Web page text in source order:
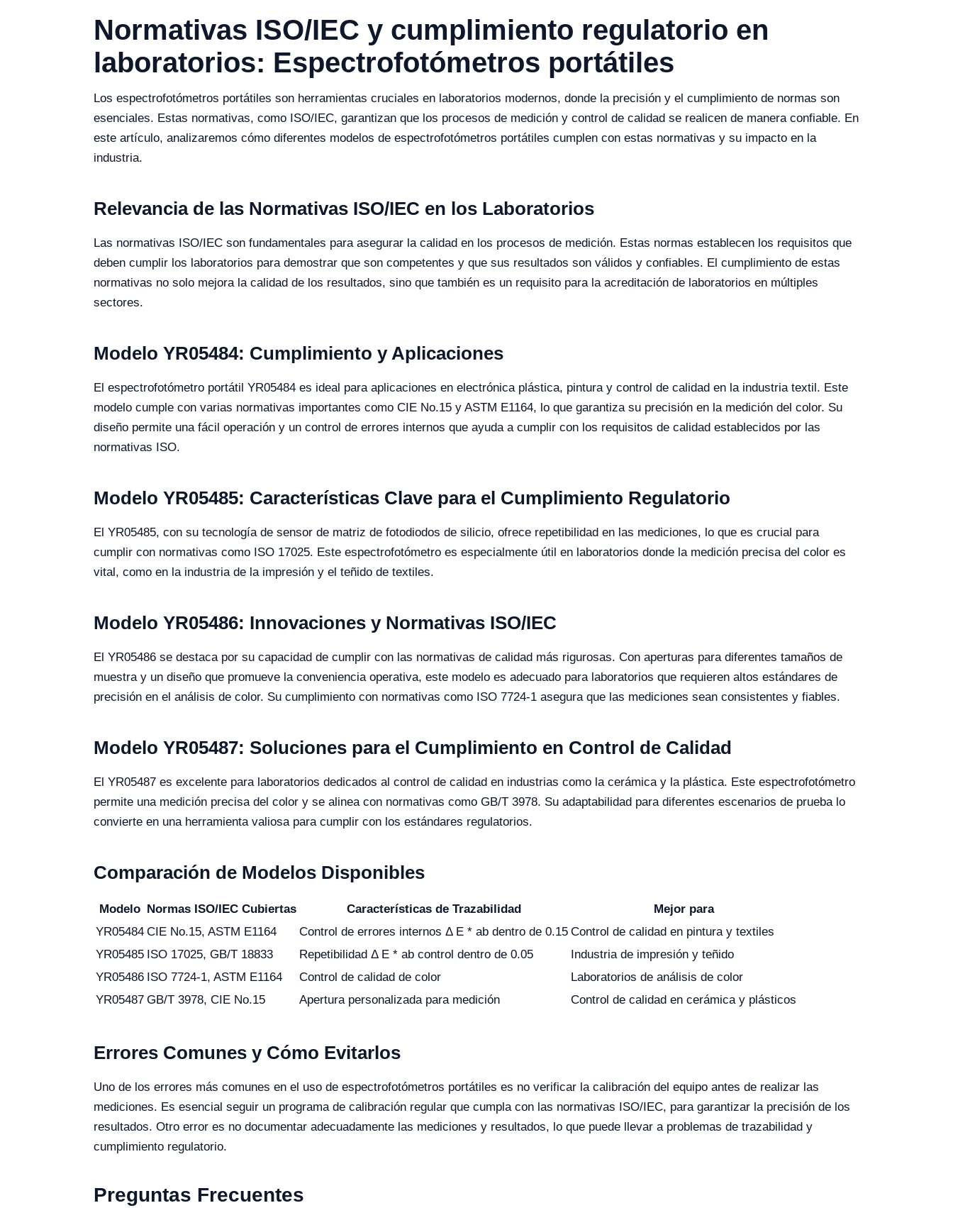
Normativas ISO/IEC y cumplimiento regulatorio en
laboratorios: Espectrofotómetros portátiles
Los espectrofotómetros portátiles son herramientas cruciales en laboratorios modernos, donde la precisión y el cumplimiento de normas son
esenciales. Estas normativas, como ISO/IEC, garantizan que los procesos de medición y control de calidad se realicen de manera confiable. En
este artículo, analizaremos cómo diferentes modelos de espectrofotómetros portátiles cumplen con estas normativas y su impacto en la
industria.
Relevancia de las Normativas ISO/IEC en los Laboratorios
Las normativas ISO/IEC son fundamentales para asegurar la calidad en los procesos de medición. Estas normas establecen los requisitos que
deben cumplir los laboratorios para demostrar que son competentes y que sus resultados son válidos y confiables. El cumplimiento de estas
normativas no solo mejora la calidad de los resultados, sino que también es un requisito para la acreditación de laboratorios en múltiples
sectores.
Modelo YR05484: Cumplimiento y Aplicaciones
El espectrofotómetro portátil YR05484 es ideal para aplicaciones en electrónica plástica, pintura y control de calidad en la industria textil. Este
modelo cumple con varias normativas importantes como CIE No.15 y ASTM E1164, lo que garantiza su precisión en la medición del color. Su
diseño permite una fácil operación y un control de errores internos que ayuda a cumplir con los requisitos de calidad establecidos por las
normativas ISO.
Modelo YR05485: Características Clave para el Cumplimiento Regulatorio
El YR05485, con su tecnología de sensor de matriz de fotodiodos de silicio, ofrece repetibilidad en las mediciones, lo que es crucial para
cumplir con normativas como ISO 17025. Este espectrofotómetro es especialmente útil en laboratorios donde la medición precisa del color es
vital, como en la industria de la impresión y el teñido de textiles.
Modelo YR05486: Innovaciones y Normativas ISO/IEC
El YR05486 se destaca por su capacidad de cumplir con las normativas de calidad más rigurosas. Con aperturas para diferentes tamaños de
muestra y un diseño que promueve la conveniencia operativa, este modelo es adecuado para laboratorios que requieren altos estándares de
precisión en el análisis de color. Su cumplimiento con normativas como ISO 7724-1 asegura que las mediciones sean consistentes y fiables.
Modelo YR05487: Soluciones para el Cumplimiento en Control de Calidad
El YR05487 es excelente para laboratorios dedicados al control de calidad en industrias como la cerámica y la plástica. Este espectrofotómetro
permite una medición precisa del color y se alinea con normativas como GB/T 3978. Su adaptabilidad para diferentes escenarios de prueba lo
convierte en una herramienta valiosa para cumplir con los estándares regulatorios.
Comparación de Modelos Disponibles
Modelo Normas ISO/IEC Cubiertas Características de Trazabilidad
Mejor para
YR05484 CIE No.15, ASTM E1164 Control de errores internos Δ E * ab dentro de 0.15 Control de calidad en pintura y textiles
YR05485 ISO 17025, GB/T 18833 Repetibilidad Δ E * ab control dentro de 0.05
Industria de impresión y teñido
YR05486 ISO 7724-1, ASTM E1164 Control de calidad de color
Laboratorios de análisis de color
YR05487 GB/T 3978, CIE No.15 Apertura personalizada para medición Control de calidad en cerámica y plásticos
Errores Comunes y Cómo Evitarlos
Uno de los errores más comunes en el uso de espectrofotómetros portátiles es no verificar la calibración del equipo antes de realizar las
mediciones. Es esencial seguir un programa de calibración regular que cumpla con las normativas ISO/IEC, para garantizar la precisión de los
resultados. Otro error es no documentar adecuadamente las mediciones y resultados, lo que puede llevar a problemas de trazabilidad y
cumplimiento regulatorio.
Preguntas Frecuentes